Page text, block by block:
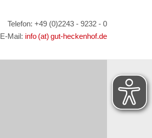
Telefon: +49 (0)2243 - 9232 - 0
E-Mail: info (at) gut-heckenhof.de